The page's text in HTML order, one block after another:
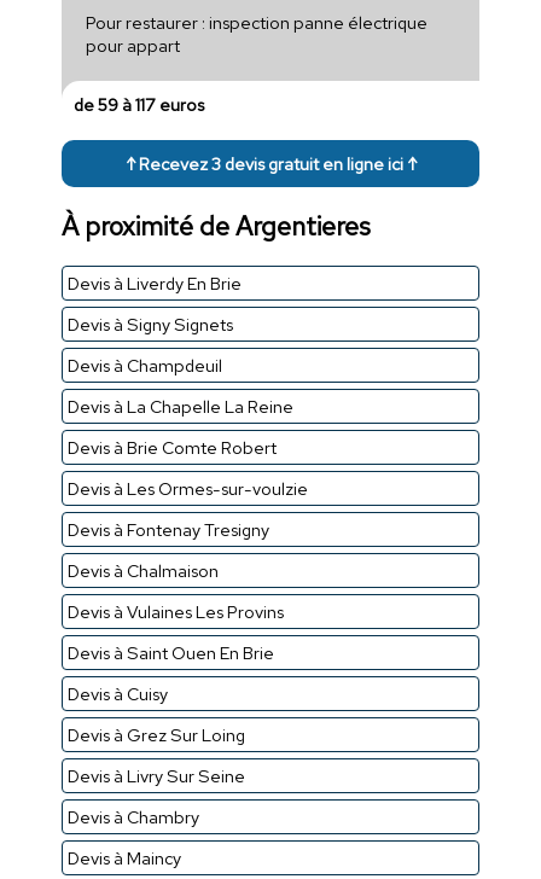
Pour restaurer : inspection panne électrique
pour appart
de 59 à 117 euros
↑ Recevez 3 devis gratuit en ligne ici ↑
À proximité de Argentieres
Devis à Liverdy En Brie
Devis à Signy Signets
Devis à Champdeuil
Devis à La Chapelle La Reine
Devis à Brie Comte Robert
Devis à Les Ormes-sur-voulzie
Devis à Fontenay Tresigny
Devis à Chalmaison
Devis à Vulaines Les Provins
Devis à Saint Ouen En Brie
Devis à Cuisy
Devis à Grez Sur Loing
Devis à Livry Sur Seine
Devis à Chambry
Devis à Maincy